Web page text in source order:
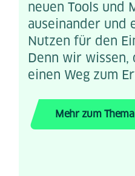
neuen Tools und
auseinander und
Nutzen für den
Denn wir wissen,
einen Weg zum
Mehr zum